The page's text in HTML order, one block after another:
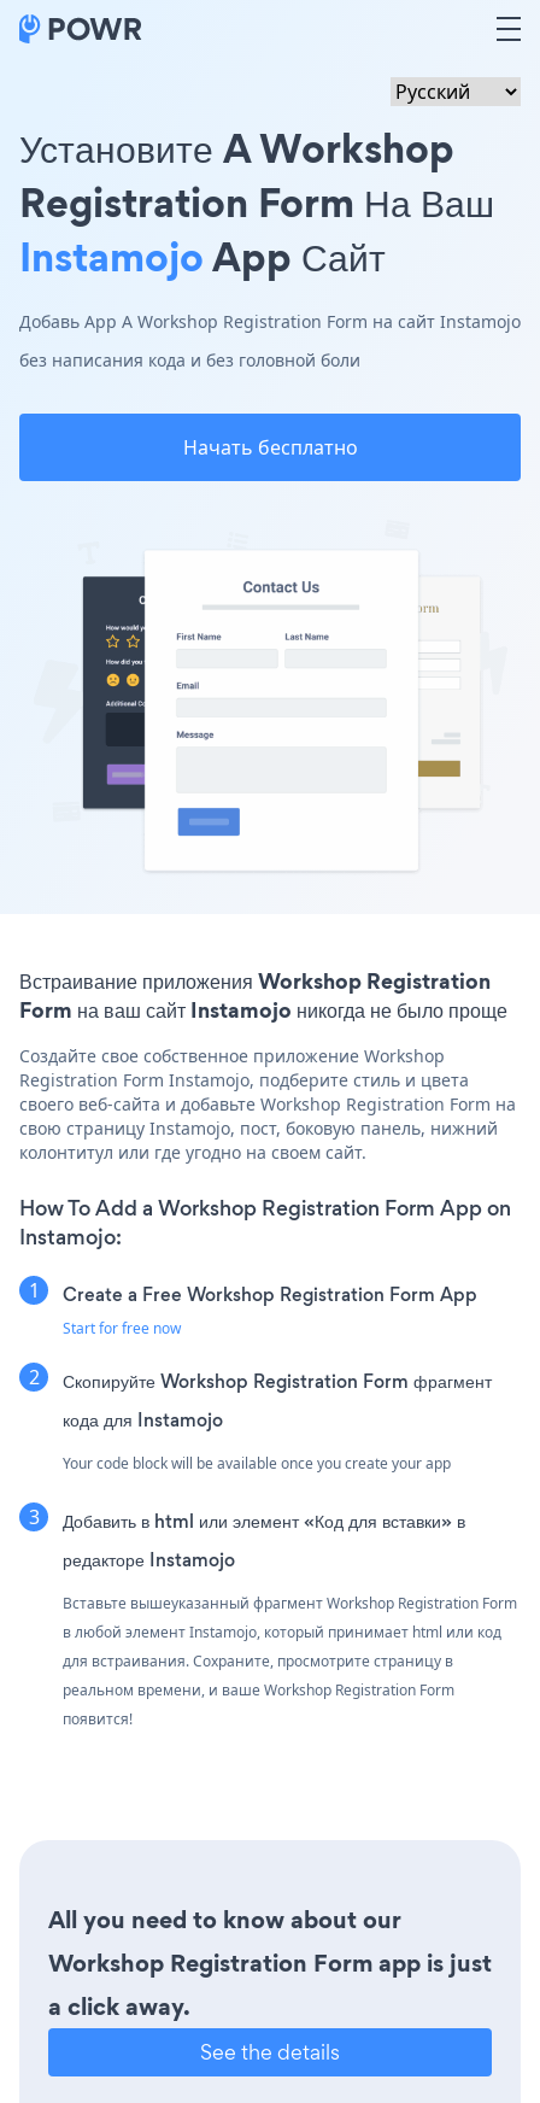
Установите A Workshop
Registration Form На Ваш
InstamojoApp Сайт
Добавь App A Workshop Registration Form на сайт Instamojo
без написания кода и без головной боли
Начать бесплатно
Встраивание приложения Workshop Registration
Form на ваш сайт Instamojo никогда не было проще
Создайте свое собственное приложение Workshop
Registration Form Instamojo, подберите стиль и цвета
своего веб-сайта и добавьте Workshop Registration Form на
свою страницу Instamojo, пост, боковую панель, нижний
колонтитул или где угодно на своем сайт.
How To Add a Workshop Registration Form App on
Instamojo:
Create a Free Workshop Registration Form App
Start for free now
Скопируйте Workshop Registration Form фрагмент
кода для Instamojo
Your code block will be available once you create your app
Добавить в html или элемент «Код для вставки» в
редакторе Instamojo
Вставьте вышеуказанный фрагмент Workshop Registration Form
в любой элемент Instamojo, который принимает html или код
для встраивания. Сохраните, просмотрите страницу в
реальном времени, и ваше Workshop Registration Form
появится!
All you need to know about our
Workshop Registration Form app is just
a click away.
See the details